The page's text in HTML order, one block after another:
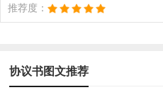
推荐度：
协议书图文推荐